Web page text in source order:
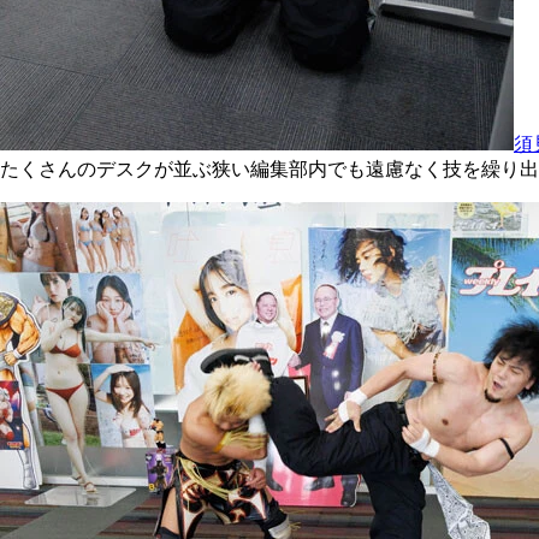
須
たくさんのデスクが並ぶ狭い編集部内でも遠慮なく技を繰り